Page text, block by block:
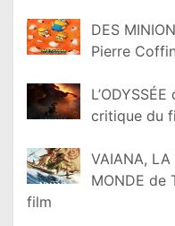
DES
Pierre
critique du
VAIANA, LA
MONDE de
film